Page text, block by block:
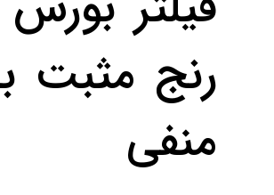
رنج مثبت
منفی